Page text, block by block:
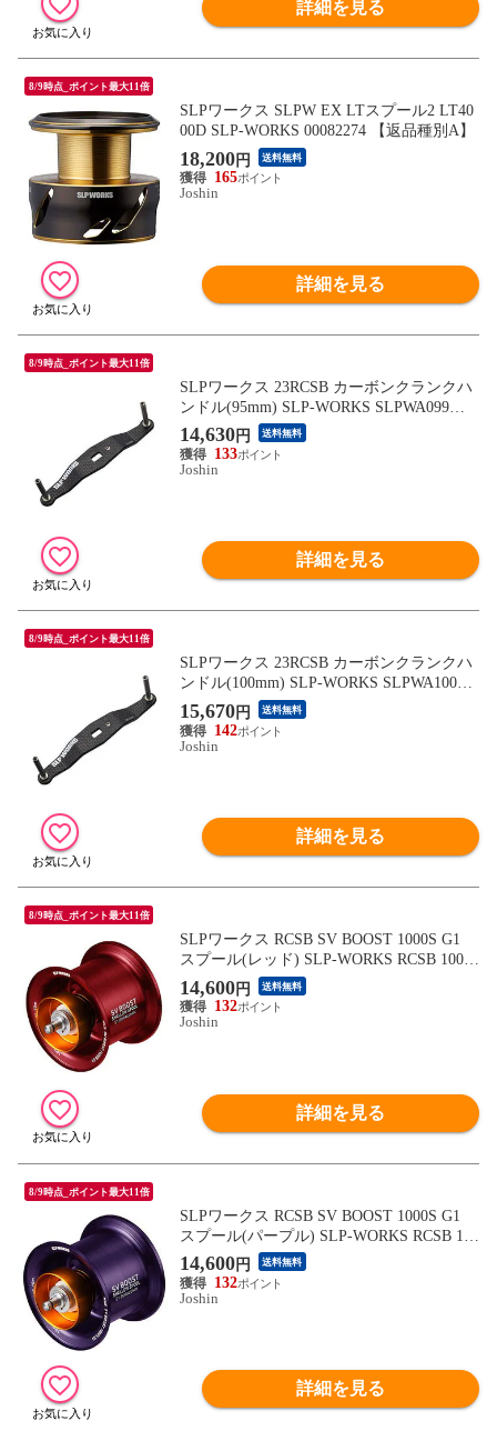
詳細を見る
8/9時点_ポイント最大11倍
SLPワークス SLPW EX LTスプール2 LT40
00D SLP-WORKS 00082274 【返品種別A】
18,200円 送料無料
165
Joshin
詳細を見る
8/9時点_ポイント最大11倍
SLPワークス 23RCSB カーボンクランクハ
ンドル(95mm) SLP-WORKS SLPWA099
【返品種別A】
14,630円 送料無料
133
Joshin
詳細を見る
8/9時点_ポイント最大11倍
SLPワークス 23RCSB カーボンクランクハ
ンドル(100mm) SLP-WORKS SLPWA100
【返品種別A】
15,670円 送料無料
142
Joshin
詳細を見る
8/9時点_ポイント最大11倍
SLPワークス RCSB SV BOOST 1000S G1
スプール(レッド) SLP-WORKS RCSB 1000
スプール シャロースプール 00082318 【返
品種別A】
14,600円 送料無料
132
Joshin
詳細を見る
8/9時点_ポイント最大11倍
SLPワークス RCSB SV BOOST 1000S G1
スプール(パープル) SLP-WORKS RCSB 100
0スプール シャロースプール 00082318
【返品種別A】
14,600円 送料無料
132
Joshin
詳細を見る